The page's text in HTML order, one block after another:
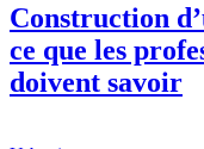
Construction
ce que les
doivent savoir